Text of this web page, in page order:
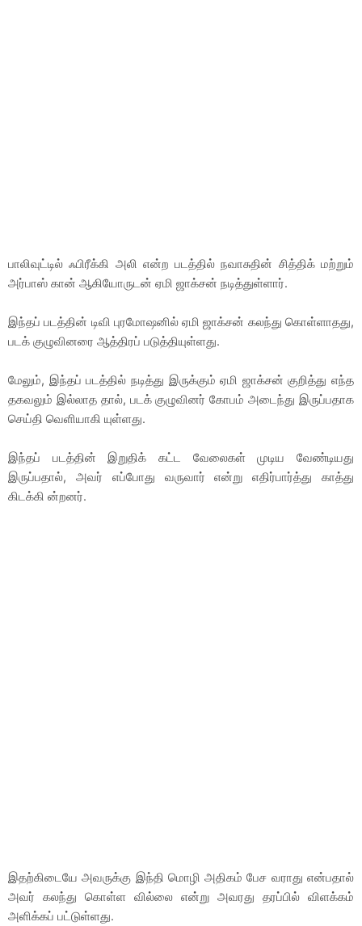
பாலிவுட்டில் ஃபிரீக்கி அலி என்ற படத்தில் நவாசுதின் சித்திக் மற்றும்
அர்பாஸ் கான் ஆகியோருடன் ஏமி ஜாக்சன் நடித்துள்ளார்.
இந்தப் படத்தின் டிவி புரமோஷனில் ஏமி ஜாக்சன் கலந்து கொள்ளாதது,
படக் குழுவினரை ஆத்திரப் படுத்தியுள்ளது.
மேலும், இந்தப் படத்தில் நடித்து இருக்கும் ஏமி ஜாக்சன் குறித்து எந்த
தகவலும் இல்லாத தால், படக் குழுவினர் கோபம் அடைந்து இருப்பதாக
செய்தி வெளியாகி யுள்ளது.
இந்தப் படத்தின் இறுதிக் கட்ட வேலைகள் முடிய வேண்டியது
இருப்பதால், அவர் எப்போது வருவார் என்று எதிர்பார்த்து காத்து
கிடக்கி ன்றனர்.
இதற்கிடையே அவருக்கு இந்தி மொழி அதிகம் பேச வராது என்பதால்
அவர் கலந்து கொள்ள வில்லை என்று அவரது தரப்பில் விளக்கம்
அளிக்கப் பட்டுள்ளது.